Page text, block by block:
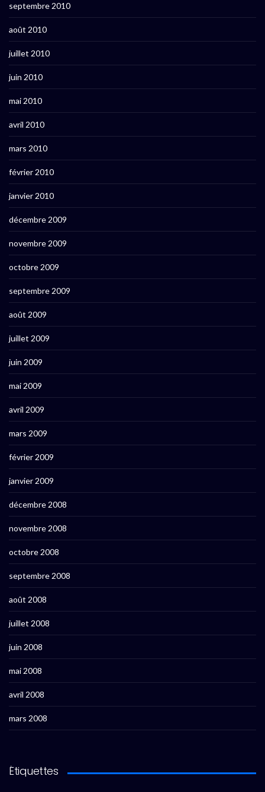
septembre 2010
août 2010
juillet 2010
juin 2010
mai 2010
avril 2010
mars 2010
février 2010
janvier 2010
décembre 2009
novembre 2009
octobre 2009
septembre 2009
août 2009
juillet 2009
juin 2009
mai 2009
avril 2009
mars 2009
février 2009
janvier 2009
décembre 2008
novembre 2008
octobre 2008
septembre 2008
août 2008
juillet 2008
juin 2008
mai 2008
avril 2008
mars 2008
Étiquettes